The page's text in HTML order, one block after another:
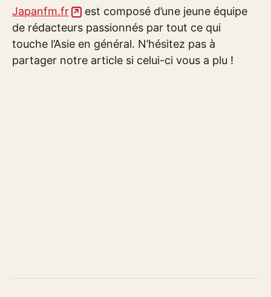
Japanfm.fr
est composé d’une jeune équipe
de rédacteurs passionnés par tout ce qui
touche l’Asie en général. N’hésitez pas à
partager notre article si celui-ci vous a plu !